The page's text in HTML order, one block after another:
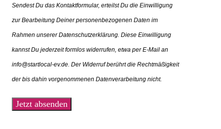
Sendest Du das Kontaktformular, erteilst Du die Einwilligung
zur Bearbeitung Deiner personenbezogenen Daten im
Rahmen unserer Datenschutzerklärung. Diese Einwilligung
kannst Du jederzeit formlos widerrufen, etwa per E-Mail an
info@startlocal-ev.de. Der Widerruf berührt die Rechtmäßigkeit
der bis dahin vorgenommenen Datenverarbeitung nicht.